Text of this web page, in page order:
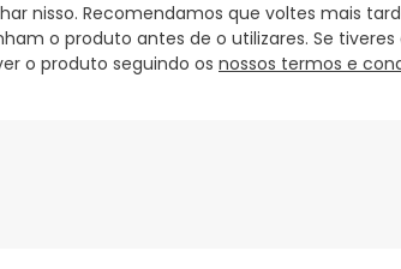
nisso. Recomendamos que voltes mais
o produto antes de o utilizares. Se
o produto seguindo os nossos termos e